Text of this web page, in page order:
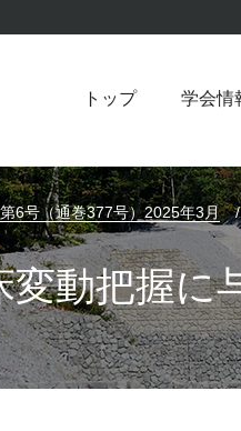
トップ 学会情
動把握に
6号（通巻377号）2025年3月 /